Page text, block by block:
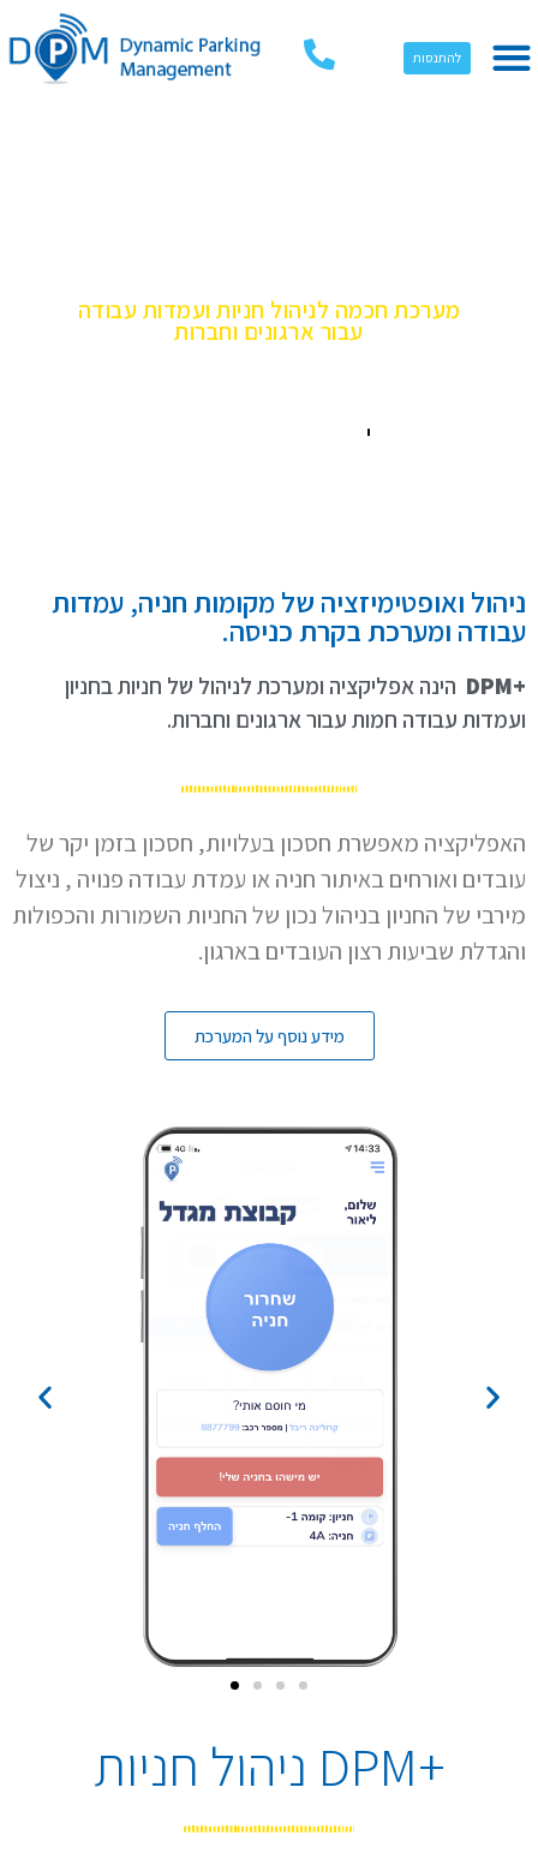
להתנסות
מערכת חכמה לניהול חניות ועמדות עבודה
עבור ארגונים וחברות
ניהול ואופטימיזציה של מקומות חניה, עמדות
עבודה ומערכת בקרת כניסה.
+DPM
הינה אפליקציה ומערכת לניהול של חניות בחניון
ועמדות עבודה חמות עבור ארגונים וחברות.
האפליקציה מאפשרת חסכון בעלויות, חסכון בזמן יקר של
עובדים ואורחים באיתור חניה או עמדת עבודה פנויה , ניצול
מירבי של החניון בניהול נכון של החניות השמורות והכפולות
והגדלת שביעות רצון העובדים בארגון.
מידע נוסף על המערכת
+DPM ניהול חניות